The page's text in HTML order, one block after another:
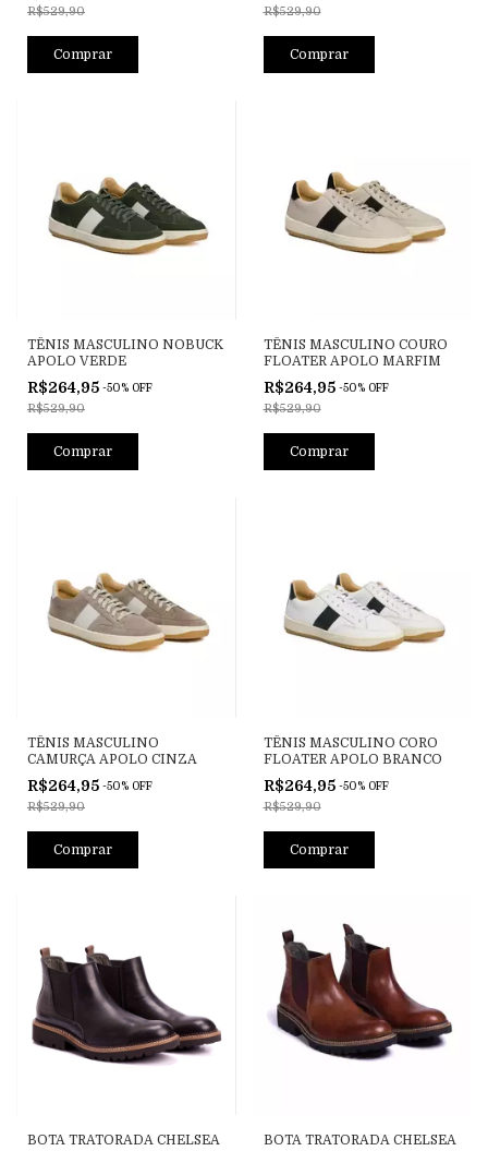
R$529,90
Comprar
R$529,90
Comprar
TÊNIS MASCULINO NOBUCK
APOLO VERDE
R$264,95 -50% OFF
R$529,90
Comprar
TÊNIS MASCULINO COURO
FLOATER APOLO MARFIM
R$264,95 -50% OFF
R$529,90
Comprar
TÊNIS MASCULINO
CAMURÇA APOLO CINZA
R$264,95 -50% OFF
R$529,90
Comprar
TÊNIS MASCULINO CORO
FLOATER APOLO BRANCO
R$264,95 -50% OFF
R$529,90
Comprar
BOTA TRATORADA CHELSEA
BOTA TRATORADA CHELSEA